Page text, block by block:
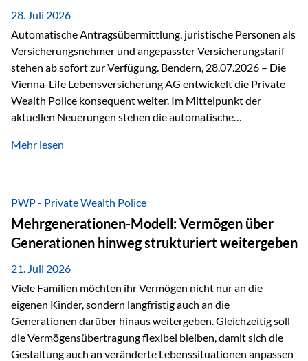
persönlichen Gespräch. Bei der Vienna-Life reagieren…
28. Juli 2026
Automatische Antragsübermittlung, juristische Personen als
Versicherungsnehmer und angepasster Versicherungstarif
stehen ab sofort zur Verfügung. Bendern, 28.07.2026 – Die
Vienna-Life Lebensversicherung AG entwickelt die Private
Wealth Police konsequent weiter. Im Mittelpunkt der
aktuellen Neuerungen stehen die automatische
als Versicherungsnehmer einzusetzen, sowie eine
Abwicklung für Vertriebspartner deutlich effizienter
gestaltet. Anträge werden direkt elektronisch übermittelt,
Medienbrüche reduziert und die weitere Bearbeitung
beschleunigt. Ab sofort können auch juristische Personen,
wie Kapitalgesellschaften oder Stiftungen, als
Versicherungsnehmer eingesetzt werden. Damit erweitert
die Vienna-Life die Einsatzmöglichkeiten der Private Wealth
Police insbesondere für…
Mehr lesen
PWP - Private Wealth Police
Mehrgenerationen-Modell: Vermögen über
Generationen hinweg strukturiert weitergeben
21. Juli 2026
Viele Familien möchten ihr Vermögen nicht nur an die
eigenen Kinder, sondern langfristig auch an die
Generationen darüber hinaus weitergeben. Gleichzeitig soll
die Vermögensübertragung flexibel bleiben, damit sich die
Gestaltung auch an veränderte Lebenssituationen anpassen